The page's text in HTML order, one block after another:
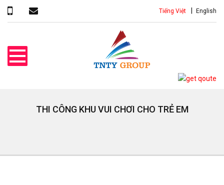
Tiếng Việt English
THI CÔNG KHU VUI CHƠI CHO TRẺ EM